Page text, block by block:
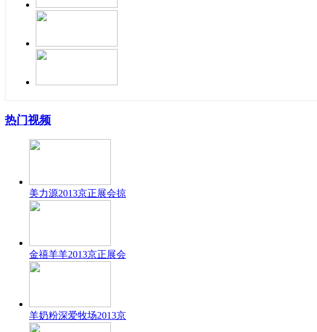
热门视频
美力源2013京正展会掠
金禧羊羊2013京正展会
羊奶粉深爱牧场2013京